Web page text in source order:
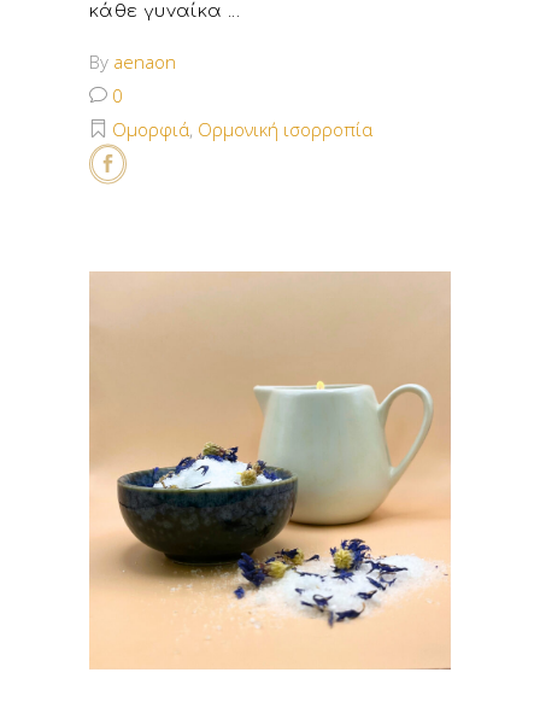
κάθε γυναίκα
By aenaon
0
Ομορφιά, Ορμονική ισορροπία